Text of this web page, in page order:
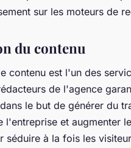
sur les moteurs de
du contenu
contenu est l'un des
de l'agence
le but de générer du
l'entreprise et augmenter
séduire à la fois les